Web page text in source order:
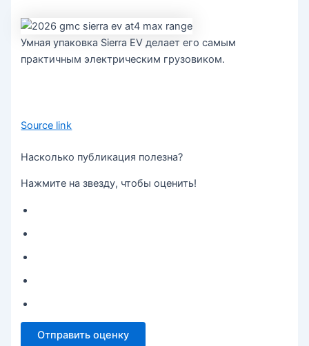
Умная упаковка Sierra EV делает его самым
практичным электрическим грузовиком.
Source link
Насколько публикация полезна?
Нажмите на звезду, чтобы оценить!
Отправить оценку